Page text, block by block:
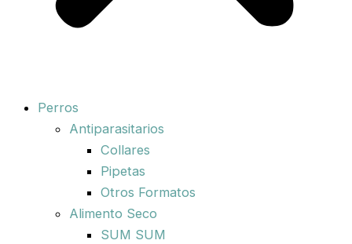
Perros
Antiparasitarios
Collares
Pipetas
Otros Formatos
Alimento Seco
SUM SUM